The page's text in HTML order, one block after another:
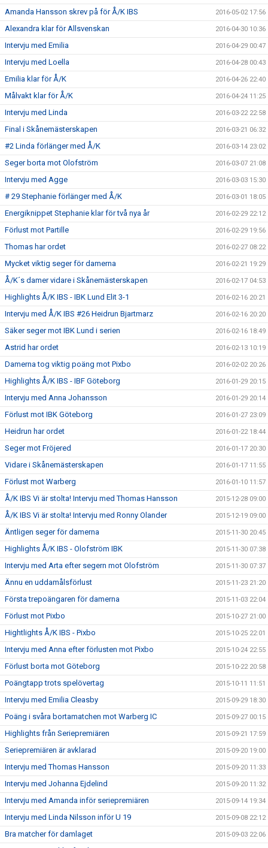
Amanda Hansson skrev på för Å/K IBS 2016-05-02 17:56
Alexandra klar för Allsvenskan 2016-04-30 10:36
Intervju med Emilia 2016-04-29 00:47
Intervju med Loella 2016-04-28 00:43
Emilia klar för Å/K 2016-04-26 22:40
Målvakt klar för Å/K 2016-04-24 11:25
Intervju med Linda 2016-03-22 22:58
Final i Skånemästerskapen 2016-03-21 06:32
#2 Linda förlänger med Å/K 2016-03-14 23:02
Seger borta mot Olofström 2016-03-07 21:08
Intervju med Agge 2016-03-03 15:30
# 29 Stephanie förlänger med Å/K 2016-03-01 18:05
Energiknippet Stephanie klar för två nya år 2016-02-29 22:12
Förlust mot Partille 2016-02-29 19:56
Thomas har ordet 2016-02-27 08:22
Mycket viktig seger för damerna 2016-02-21 19:29
Å/K´s damer vidare i Skånemästerskapen 2016-02-17 04:53
Highlights Å/K IBS - IBK Lund Elit 3-1 2016-02-16 20:21
Intervju med Å/K IBS #26 Heidrun Bjartmarz 2016-02-16 20:20
Säker seger mot IBK Lund i serien 2016-02-16 18:49
Astrid har ordet 2016-02-13 10:19
Damerna tog viktig poäng mot Pixbo 2016-02-02 20:26
Highlights Å/K IBS - IBF Göteborg 2016-01-29 20:15
Intervju med Anna Johansson 2016-01-29 20:14
Förlust mot IBK Göteborg 2016-01-27 23:09
Heidrun har ordet 2016-01-22 18:44
Seger mot Fröjered 2016-01-17 20:30
Vidare i Skånemästerskapen 2016-01-17 11:55
Förlust mot Warberg 2016-01-10 11:57
Å/K IBS Vi är stolta! Intervju med Thomas Hansson 2015-12-28 09:00
Å/K IBS Vi är stolta! Intervju med Ronny Olander 2015-12-19 09:00
Äntligen seger för damerna 2015-11-30 20:45
Highlights Å/K IBS - Olofström IBK 2015-11-30 07:38
Intervju med Arta efter segern mot Olofström 2015-11-30 07:37
Ännu en uddamålsförlust 2015-11-23 21:20
Första trepoängaren för damerna 2015-11-03 22:04
Förlust mot Pixbo 2015-10-27 21:00
Hightlights Å/K IBS - Pixbo 2015-10-25 22:01
Intervju med Anna efter förlusten mot Pixbo 2015-10-24 22:55
Förlust borta mot Göteborg 2015-10-22 20:58
Poängtapp trots spelövertag 2015-10-11 11:51
Intervju med Emilia Cleasby 2015-09-29 18:30
Poäng i svåra bortamatchen mot Warberg IC 2015-09-27 00:15
Highlights från Seriepremiären 2015-09-21 17:59
Seriepremiären är avklarad 2015-09-20 19:00
Intervju med Thomas Hansson 2015-09-20 11:33
Intervju med Johanna Ejdelind 2015-09-20 11:32
Intervju med Amanda inför seriepremiären 2015-09-14 19:34
Intervju med Linda Nilsson inför U 19 2015-09-08 22:12
Bra matcher för damlaget 2015-09-03 22:06